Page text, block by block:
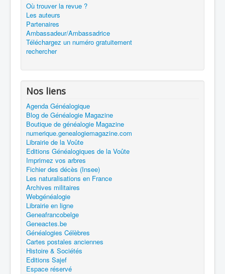
Où trouver la revue ?
Les auteurs
Partenaires
Ambassadeur/Ambassadrice
Téléchargez un numéro gratuitement
rechercher
Nos liens
Agenda Généalogique
Blog de Généalogie Magazine
Boutique de généalogie Magazine
numerique.genealogiemagazine.com
Librairie de la Voûte
Editions Généalogiques de la Voûte
Imprimez vos arbres
Fichier des décès (Insee)
Les naturalisations en France
Archives militaires
Webgénéalogie
Librairie en ligne
Geneafrancobelge
Geneactes.be
Généalogies Célèbres
Cartes postales anciennes
Histoire & Sociétés
Editions Sajef
Espace réservé